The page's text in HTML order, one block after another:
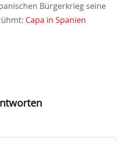
Bürgerkrieg seine
Capa in Spanien